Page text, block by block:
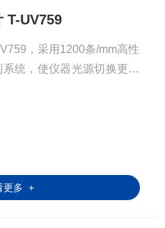
T-UV759
，采用1200条/mm高性
统，使仪器光源切换更快
的消耗。
更多 +